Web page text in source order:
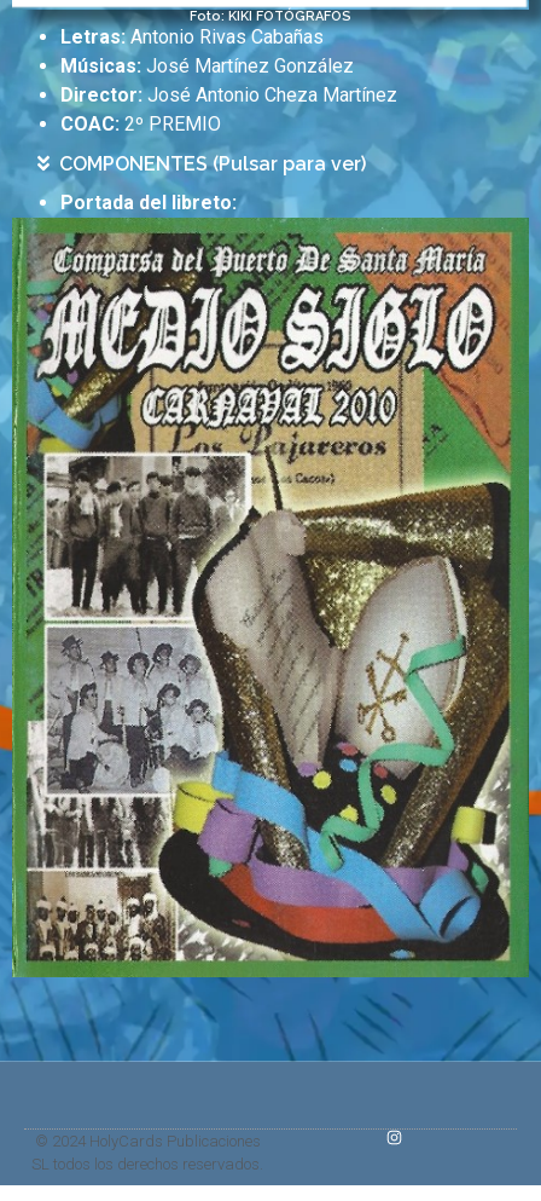
Foto: KIKI FOTÓGRAFOS
Letras:Antonio Rivas Cabañas
Músicas: José Martínez González
Director:José Antonio Cheza Martínez
COAC: 2º PREMIO
COMPONENTES (Pulsar para ver)
Portada del libreto:
© 2024 HolyCards Publicaciones
SL todos los derechos reservados.